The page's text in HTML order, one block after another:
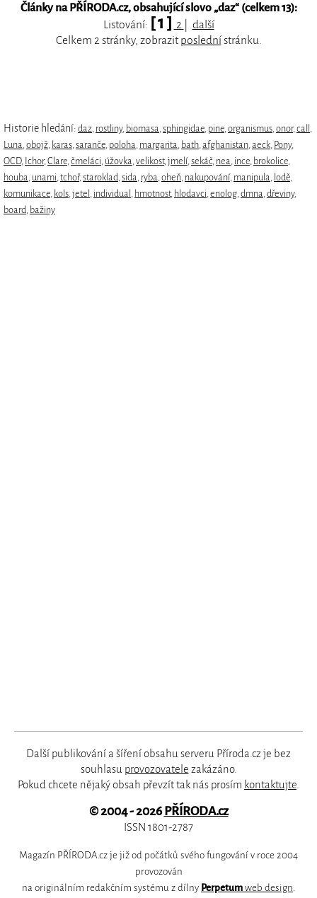
Články na PŘÍRODA.cz, obsahující slovo „daz“ (celkem 13):
Listování: [ 1 ] 2
další
Celkem 2 stránky, zobrazitposlednístránku.
Historie hledání: daz rostliny, biomasa sphingidae pine organismus onor, call
Luna obojž karas saranče poloha margarita bath afghanistan aeck Pony,
OCD, Ichor, Clare čmeláci úžovka velikost, jmelí, sekáč, nea ince brokolice
houba unami tchoř, staroklad sida ryba oheň nakupování, manipula lodě
komunikace kols jetel individual hmotnost, hlodavci enolog dmna dřeviny,
board bažiny
Další publikování a šíření obsahu serveru Příroda.cz je bez
souhlasu provozovatele zakázáno.
Pokud chcete nějaký obsah převzít tak nás prosím kontaktujte
© 2004 - 2026PŘÍRODA.cz
ISSN 1801-2787
Magazín PŘÍRODA.cz je již od počátků svého fungování v roce 2004
provozován
na originálním redakčním systému z dílny Perpetum web design.